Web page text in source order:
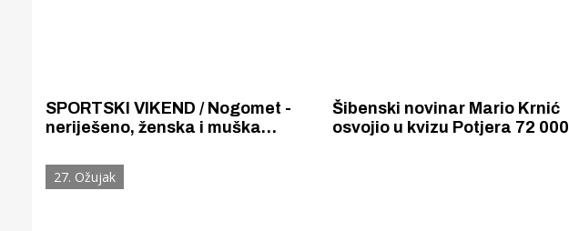
SPORTSKI VIKEND / Nogomet -
neriješeno, ženska i muška
vaterpolistice Viktorie slavile
Šibenski novinar Mario Krnić
osvojio u kvizu Potjera 72 000
27. Ožujak